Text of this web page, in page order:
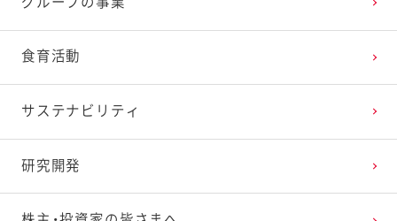
2025年2月
2024年3月
2023年4月
2022年5月
2021年6月
2020年7月
2019年8月
食育活動
サステナビリティ
研究開発